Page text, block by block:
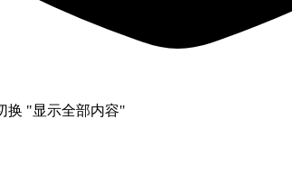
换 "显示全部内容"